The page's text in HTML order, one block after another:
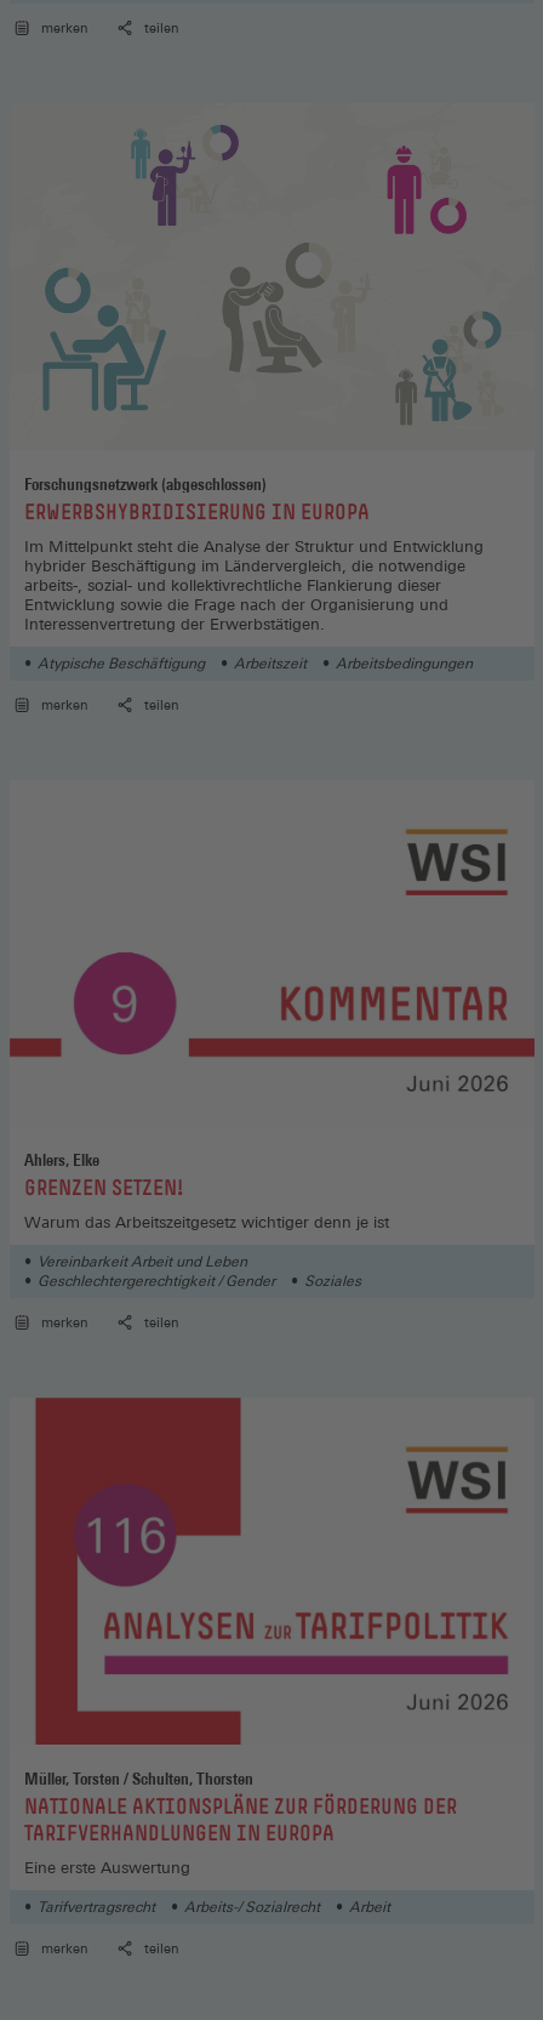
merken teilen
Forschungsnetzwerk (abgeschlossen)
:ERWERBSHYBRIDISIERUNG IN EUROPA
Im Mittelpunkt steht die Analyse der Struktur und Entwicklung
hybrider Beschäftigung im Ländervergleich, die notwendige
arbeits-, sozial- und kollektivrechtliche Flankierung dieser
Entwicklung sowie die Frage nach der Organisierung und
Interessenvertretung der Erwerbstätigen.
Atypische Beschäftigung Arbeitszeit Arbeitsbedingungen
merken teilen
Ahlers, Elke
:GRENZEN SETZEN!
Warum das Arbeitszeitgesetz wichtiger denn je ist
Vereinbarkeit Arbeit und Leben
Geschlechtergerechtigkeit / Gender
Soziales
merken teilen
Müller, Torsten / Schulten, Thorsten
:NATIONALE AKTIONSPLÄNE ZUR FÖRDERUNG DER
TARIFVERHANDLUNGEN IN EUROPA
Eine erste Auswertung
Tarifvertragsrecht Arbeits-/ Sozialrecht Arbeit
merken teilen